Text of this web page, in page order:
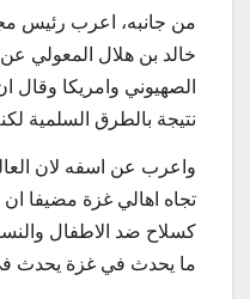
من جانبه، اعرب رئيس
خالد بن هلال المعولي
الصهيوني وامريكا وقال
نتيجة بالطرق السلمية
واعرب عن اسفه لان
تجاه اهالي غزة مضيفا ان
كسلاح ضد الاطفال
ما يحدث في غزة يحدث